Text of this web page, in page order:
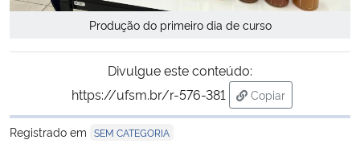
Produção do primeiro dia de curso
Divulgue este conteúdo:
https://ufsm.br/r-576-381
Copiar
para área de
Registrado em SEM CATEGORIA